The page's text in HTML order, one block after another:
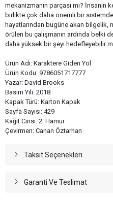
mekanizmanın parçası mı? İnsanın
birlikte çok daha önemli bir
hayatlarından bugüne akan bilgelik,
örülen bu çalışmanın ardında belki
daha yüksek bir şeyi hedefleyebilir
Ürün Adı: Karaktere Giden Yol
Ürün Kodu: 9786051717777
Yazar: David Brooks
Basım Yılı: 2018
Kapak Türü: Karton Kapak
Sayfa Sayısı: 429
Kağıt Cinsi: 2. Hamur
Çevirmen: Canan Öztarhan
Taksit Seçenekleri
Garanti Ve Teslimat